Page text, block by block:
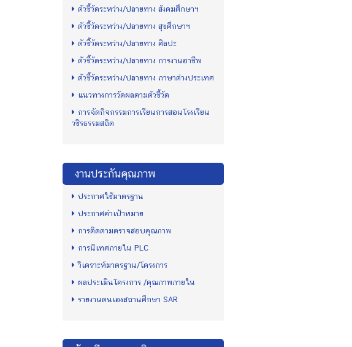
ตัวชี้วัดระหว่าง/ปลายทาง สังคมศึกษาฯ
ตัวชี้วัดระหว่าง/ปลายทาง สุขศึกษาฯ
ตัวชี้วัดระหว่าง/ปลายทาง ศิลปะ
ตัวชี้วัดระหว่าง/ปลายทาง การงานอาชีพ
ตัวชี้วัดระหว่าง/ปลายทาง ภาษาต่างประเทศ
แนวทางการวัดผลตามตัวชี้วัด
การจัดกิจกรรมการเรียนการสอนโรงเรียน
วชิรธรรมสถิต
งานประกันคุณภาพ
ประกาศใช้มาตรฐาน
ประกาศค่าเป้าหมาย
การติดตามตรวจสอบคุณภาพ
การนิเทศภายใน PLC
วิเคราะห์มาตรฐาน/โครงการ
ผลประเมินโครงการ /คุณภาพภายใน
รายงานตนเองสถานศึกษา SAR